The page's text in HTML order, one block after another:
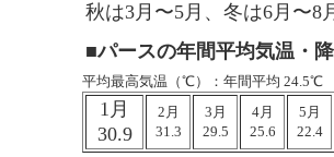
秋は3月〜5月、冬は6月〜8
■パースの年間平均気温・
平均最高気温（℃）：年間平均 24.5℃
1月
30.9
2月
31.3
3月
29.5
4月
25.6
5月
22.4